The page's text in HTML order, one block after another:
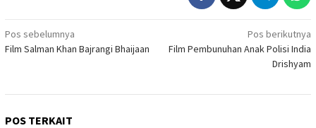
Navigasi
pos
Pos sebelumnya
Film Salman Khan Bajrangi Bhaijaan
Pos berikutnya
Film Pembunuhan Anak Polisi India
Drishyam
POS TERKAIT